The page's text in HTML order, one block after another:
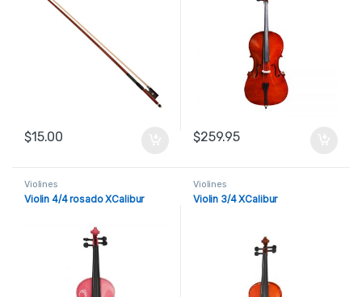
$15.00 $259.95
Violines
Violin 4/4 rosado XCalibur
Violines
Violin 3/4 XCalibur